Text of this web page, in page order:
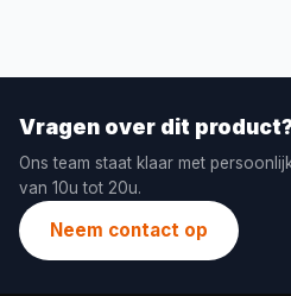
Vragen over dit
Ons team staat klaar met
van 10u tot 20u.
Neem contact op